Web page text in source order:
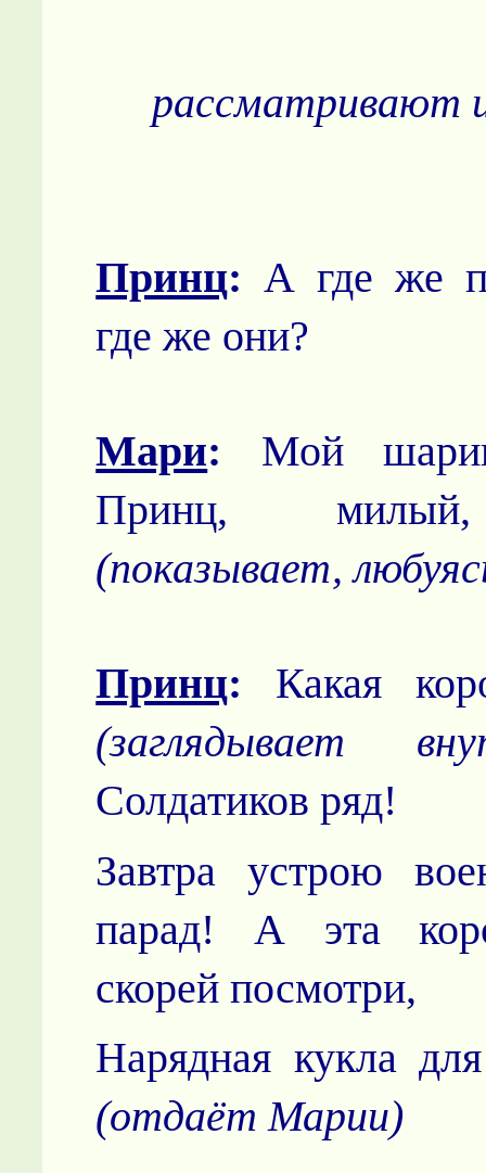
рассматривают
Принц: А где же
где же они?
Мари: Мой
Принц,
(показывает,
Принц: Какая
(заглядывает
Солдатиков ряд!
Завтра устрою
парад! А эта
скорей посмотри,
Нарядная кукла
(отдаёт Марии)